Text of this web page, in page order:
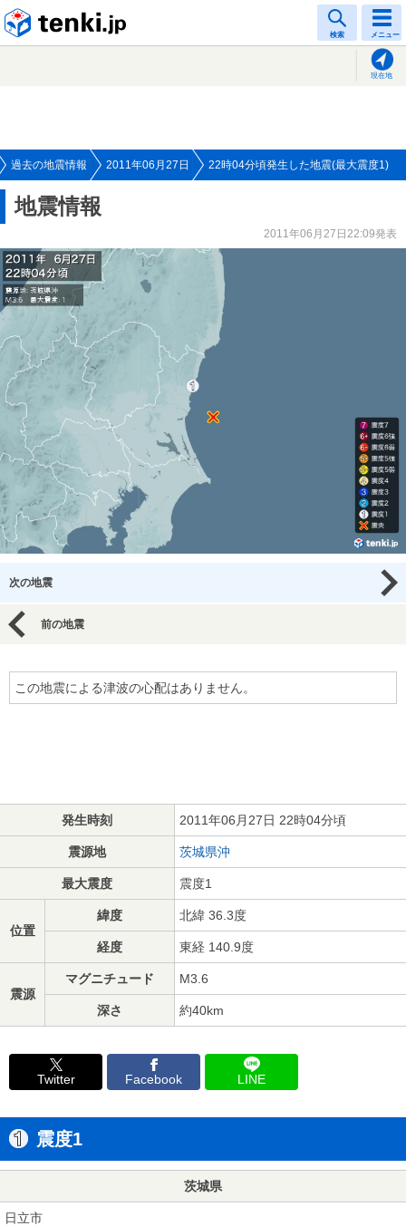
検索 メニュー
現在地
過去の地震情報 2011年06月27日 22時04分頃発生した地震(最大震度1)
地震情報
2011年06月27日22:09発表
次の地震
前の地震
この地震による津波の心配はありません。
発生時刻 2011年06月27日 22時04分頃
震源地 茨城県沖
最大震度 震度1
位置
緯度 北緯 36.3度
経度 東経 140.9度
震源
マグニチュード M3.6
深さ 約40km
Twitter Facebook LINE
震度1
茨城県
日立市